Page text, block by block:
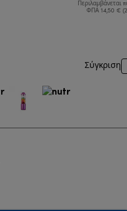
Περιλαμβάνεται
ΦΠΑ 14,50 €
Σύγκριση